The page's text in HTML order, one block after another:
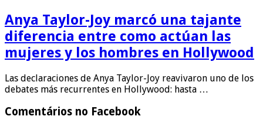
Anya Taylor-Joy marcó una tajante
diferencia entre como actúan las
mujeres y los hombres en Hollywood
Las declaraciones de Anya Taylor-Joy reavivaron uno de los
debates más recurrentes en Hollywood: hasta …
Comentários no Facebook